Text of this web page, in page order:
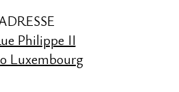
Philippe II
Luxembourg